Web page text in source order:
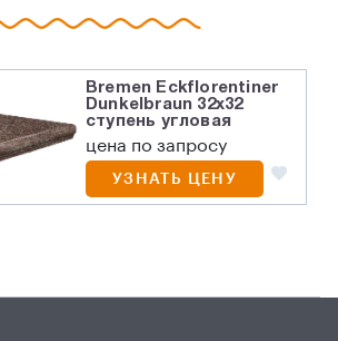
Bremen Eckflorentiner
Dunkelbraun 32х32
ступень угловая
цена по запросу
УЗНАТЬ ЦЕНУ